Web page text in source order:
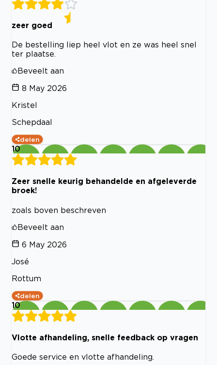
zeer goed
De bestelling liep heel vlot en ze was heel snel
ter plaatse.
Beveelt aan
8 May 2026
Kristel
Schepdaal
delen
10
Zeer snelle keurig behandelde en afgeleverde
broek!
zoals boven beschreven
Beveelt aan
6 May 2026
José
Rottum
delen
10
Vlotte afhandeling, snelle feedback op vragen
Goede service en vlotte afhandeling.